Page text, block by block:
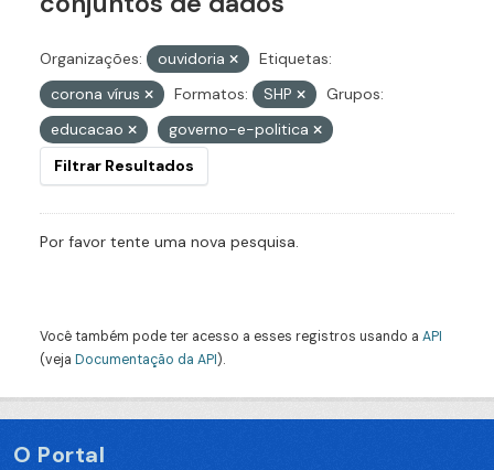
Organizações: ouvidoria
Etiquetas:
corona vírus
Formatos: SHP
Grupos:
educacao
governo-e-politica
Filtrar Resultados
Por favor tente uma nova pesquisa.
Você também pode ter acesso a esses registros usando a API
(veja Documentação da API).
O Portal